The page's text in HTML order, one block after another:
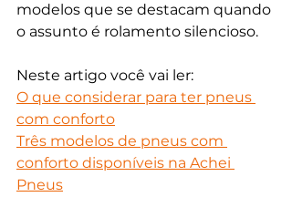
modelos que se destacam quando
o assunto é rolamento silencioso.
Neste artigo você vai ler:
O que considerar para ter pneus
com conforto
Três modelos de pneus com
conforto disponíveis na Achei
Pneus